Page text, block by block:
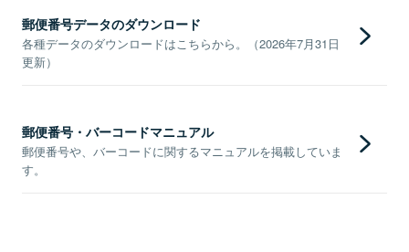
郵便番号データのダウンロード
各種データのダウンロードはこちらから。（2026年7月31日
更新）
郵便番号・バーコードマニュアル
郵便番号や、バーコードに関するマニュアルを掲載していま
す。